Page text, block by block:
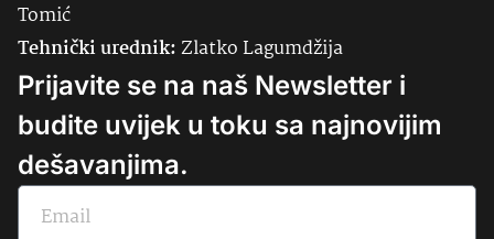
Tomić
Tehnički urednik:Zlatko Lagumdžija
Prijavite se na naš Newsletter i
budite uvijek u toku sa najnovijim
dešavanjima.